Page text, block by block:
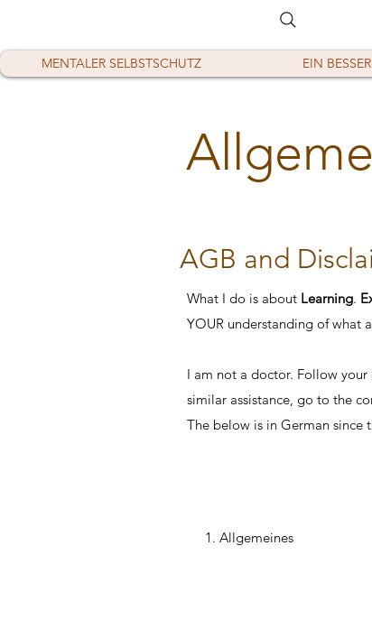
MENTALER SELBSTSCHUTZ EIN
AGB and
What I do is about Learning.
YOUR understanding of what
I am not a doctor. Follow your
similar assistance, go to the
The below is in German since
1. Allgemeines